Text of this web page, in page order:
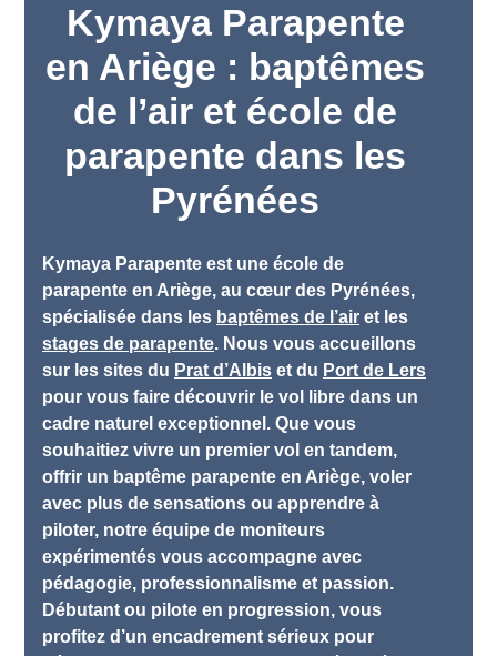
Kymaya Parapente
en Ariège : baptêmes
de l’air et école de
parapente dans les
Pyrénées
Kymaya Parapente est une école de
parapente en Ariège, au cœur des Pyrénées,
spécialisée dans les baptêmes de l’air et les
stages de parapente. Nous vous accueillons
sur les sites du Prat d’Albis et du Port de Lers
pour vous faire découvrir le vol libre dans un
cadre naturel exceptionnel. Que vous
souhaitiez vivre un premier vol en tandem,
offrir un baptême parapente en Ariège, voler
avec plus de sensations ou apprendre à
piloter, notre équipe de moniteurs
expérimentés vous accompagne avec
pédagogie, professionnalisme et passion.
Débutant ou pilote en progression, vous
profitez d’un encadrement sérieux pour